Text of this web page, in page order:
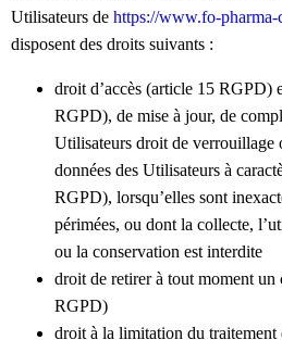
Utilisateurs de https://www.fo-
disposent des droits suivants :
droit d’accès (article 15 RGPD)
RGPD), de mise à jour, de
Utilisateurs droit de verrouillage
données des Utilisateurs à
RGPD), lorsqu’elles sont
périmées, ou dont la collecte,
ou la conservation est interdite
droit de retirer à tout moment un
RGPD)
droit à la limitation du traitement